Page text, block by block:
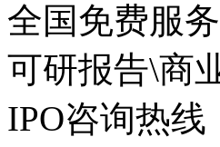
全国免费服务
可研报告\商
IPO咨询热线